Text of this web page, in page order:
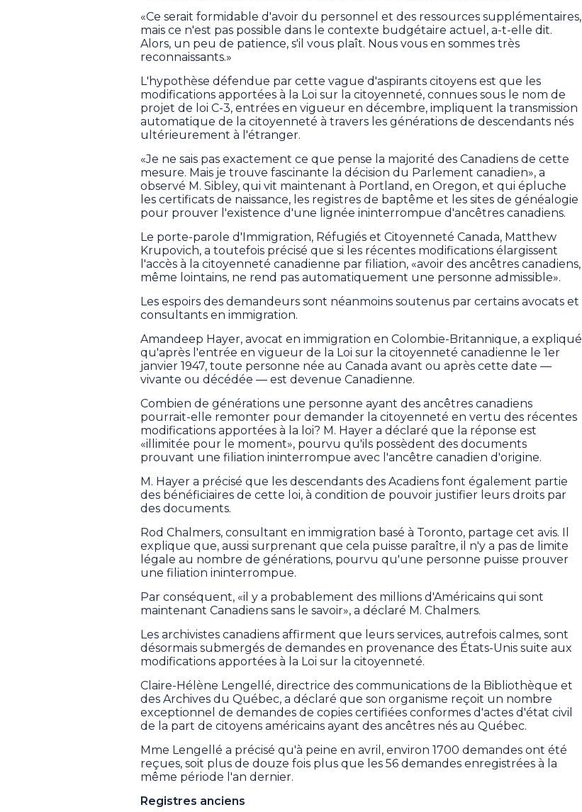
«Ce serait formidable d'avoir du personnel et des ressources supplémentaires,
mais ce n'est pas possible dans le contexte budgétaire actuel, a-t-elle dit.
Alors, un peu de patience, s'il vous plaît. Nous vous en sommes très
reconnaissants.»
L'hypothèse défendue par cette vague d'aspirants citoyens est que les
modifications apportées à la Loi sur la citoyenneté, connues sous le nom de
projet de loi C-3, entrées en vigueur en décembre, impliquent la transmission
automatique de la citoyenneté à travers les générations de descendants nés
ultérieurement à l'étranger.
«Je ne sais pas exactement ce que pense la majorité des Canadiens de cette
mesure. Mais je trouve fascinante la décision du Parlement canadien», a
observé M. Sibley, qui vit maintenant à Portland, en Oregon, et qui épluche
les certificats de naissance, les registres de baptême et les sites de généalogie
pour prouver l'existence d'une lignée ininterrompue d'ancêtres canadiens.
Le porte-parole d'Immigration, Réfugiés et Citoyenneté Canada, Matthew
Krupovich, a toutefois précisé que si les récentes modifications élargissent
l'accès à la citoyenneté canadienne par filiation, «avoir des ancêtres canadiens,
même lointains, ne rend pas automatiquement une personne admissible».
Les espoirs des demandeurs sont néanmoins soutenus par certains avocats et
consultants en immigration.
Amandeep Hayer, avocat en immigration en Colombie-Britannique, a expliqué
qu'après l'entrée en vigueur de la Loi sur la citoyenneté canadienne le 1er
janvier 1947, toute personne née au Canada avant ou après cette date —
vivante ou décédée — est devenue Canadienne.
Combien de générations une personne ayant des ancêtres canadiens
pourrait-elle remonter pour demander la citoyenneté en vertu des récentes
modifications apportées à la loi? M. Hayer a déclaré que la réponse est
«illimitée pour le moment», pourvu qu'ils possèdent des documents
prouvant une filiation ininterrompue avec l'ancêtre canadien d'origine.
M. Hayer a précisé que les descendants des Acadiens font également partie
des bénéficiaires de cette loi, à condition de pouvoir justifier leurs droits par
des documents.
Rod Chalmers, consultant en immigration basé à Toronto, partage cet avis. Il
explique que, aussi surprenant que cela puisse paraître, il n'y a pas de limite
légale au nombre de générations, pourvu qu'une personne puisse prouver
une filiation ininterrompue.
Par conséquent, «il y a probablement des millions d'Américains qui sont
maintenant Canadiens sans le savoir», a déclaré M. Chalmers.
Les archivistes canadiens affirment que leurs services, autrefois calmes, sont
désormais submergés de demandes en provenance des États-Unis suite aux
modifications apportées à la Loi sur la citoyenneté.
Claire-Hélène Lengellé, directrice des communications de la Bibliothèque et
des Archives du Québec, a déclaré que son organisme reçoit un nombre
exceptionnel de demandes de copies certifiées conformes d'actes d'état civil
de la part de citoyens américains ayant des ancêtres nés au Québec.
Mme Lengellé a précisé qu'à peine en avril, environ 1700 demandes ont été
reçues, soit plus de douze fois plus que les 56 demandes enregistrées à la
même période l'an dernier.
Registres anciens